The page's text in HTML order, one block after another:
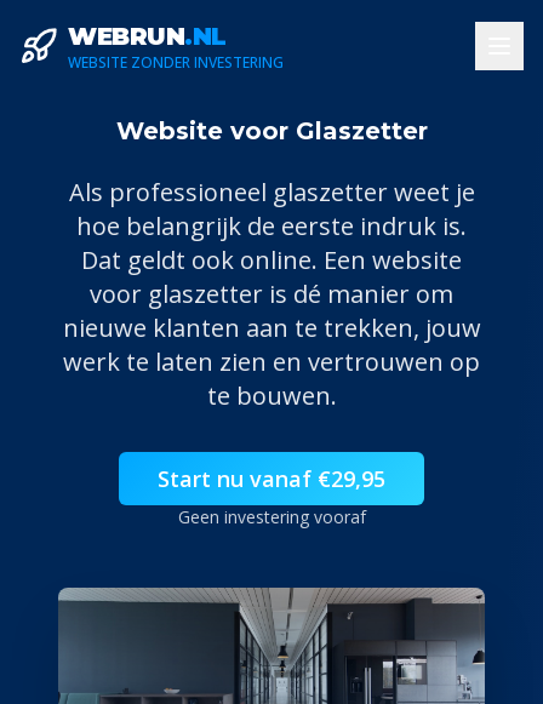
WEBRUN.NL
WEBSITE ZONDER INVESTERING
Website voor Glaszetter
Als professioneel glaszetterweet je
hoe belangrijk de eerste indruk is.
Dat geldt ook online. Een website
voor glaszetter is dé manier om
nieuwe klanten aan te trekken, jouw
werk te laten zien en vertrouwen op
te bouwen.
Start nu vanaf €29,95
Geen investering vooraf